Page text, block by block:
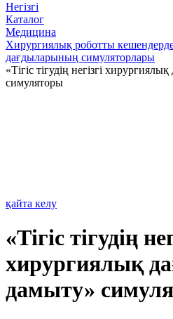
Негізгі
Каталог
Медицина
Хирургиялық роботты
дағдыларының симуляторлары
«Тігіс тігудің негізгі
симуляторы
қайта келу
«Тігіс тігудің
хирургиялық
дамыту»